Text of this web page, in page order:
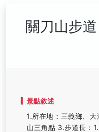
關刀山步道
景點敘述
1.所在地：三義鄉、
山三角點 3.步道長：